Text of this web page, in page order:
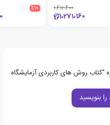
1،412،400
1،271،160
٪10
"کتاب روش های کاربردی آزمایشگاه
بنویسید